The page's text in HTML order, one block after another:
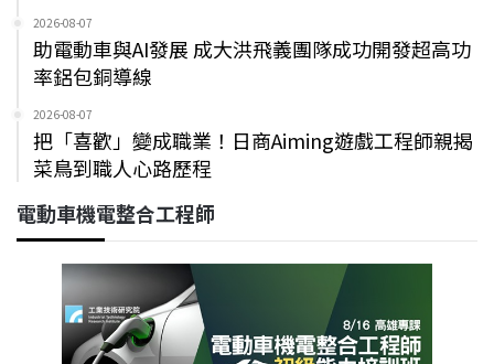
2026-08-07
助電動車與AI發展 成大洪飛義團隊成功開發超高功
率鋁包銅導線
2026-08-07
把「喜歡」變成職業！日商Aiming遊戲工程師親揭
菜鳥到職人心路歷程
電動車機電整合工程師